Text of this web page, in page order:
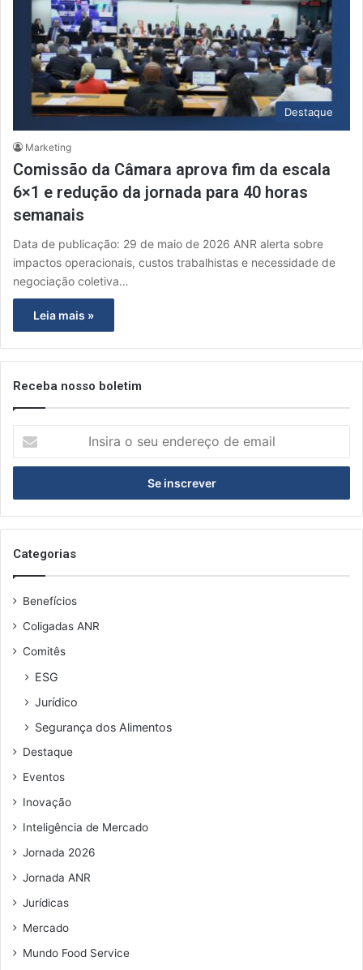
Destaque
Marketing
Comissão da Câmara aprova fim da escala
6×1 e redução da jornada para 40 horas
semanais
Data de publicação: 29 de maio de 2026 ANR alerta sobre
impactos operacionais, custos trabalhistas e necessidade de
negociação coletiva…
Leia mais »
Receba nosso boletim
s
r
a
s
e
n
e
e
e
a
i
Categorias
Benefícios
Coligadas ANR
Comitês
ESG
Jurídico
Segurança dos Alimentos
Destaque
Eventos
Inovação
Inteligência de Mercado
Jornada 2026
Jornada ANR
Jurídicas
Mercado
Mundo Food Service